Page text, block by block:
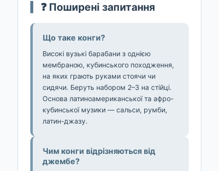
❓ Поширені запитання
Що таке конги?
Високі вузькі барабани з однією
мембраною, кубинського походження,
на яких грають руками стоячи чи
сидячи. Беруть набором 2–3 на стійці.
Основа латиноамериканської та афро-
кубинської музики — сальси, румби,
латин-джазу.
Чим конги відрізняються від
джембе?